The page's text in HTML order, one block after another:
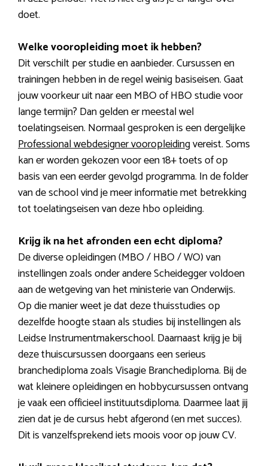
doet.
Welke vooropleiding moet ik hebben?
Dit verschilt per studie en aanbieder. Cursussen en
trainingen hebben in de regel weinig basiseisen. Gaat
jouw voorkeur uit naar een MBO of HBO studie voor
lange termijn? Dan gelden er meestal wel
toelatingseisen. Normaal gesproken is een dergelijke
Professional webdesigner vooropleidingvereist. Soms
kan er worden gekozen voor een 18+ toets of op
basis van een eerder gevolgd programma. In de folder
van de school vind je meer informatie met betrekking
tot toelatingseisen van deze hbo opleiding.
Krijg ik na het afronden een echt diploma?
De diverse opleidingen (MBO / HBO / WO) van
instellingen zoals onder andere Scheidegger voldoen
aan de wetgeving van het ministerie van Onderwijs.
Op die manier weet je dat deze thuisstudies op
dezelfde hoogte staan als studies bij instellingen als
Leidse Instrumentmakerschool. Daarnaast krijg je bij
deze thuiscursussen doorgaans een serieus
branchediploma zoals Visagie Branchediploma. Bij de
wat kleinere opleidingen en hobbycursussen ontvang
je vaak een officieel instituutsdiploma. Daarmee laat jij
zien dat je de cursus hebt afgerond (en met succes).
Dit is vanzelfsprekend iets moois voor op jouw CV.